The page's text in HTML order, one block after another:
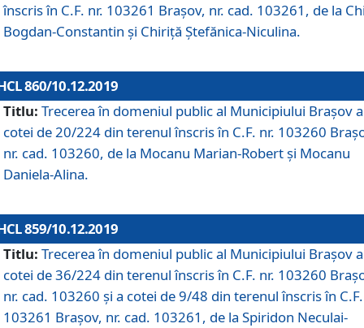
înscris în C.F. nr. 103261 Brașov, nr. cad. 103261, de la
Bogdan-Constantin și Chiriță Ștefănica-Niculina.
860/10.12.2019
Titlu: Trecerea în domeniul public al Municipiului Braşov a
cotei de 20/224 din terenul înscris în C.F. nr. 103260
nr. cad. 103260, de la Mocanu Marian-Robert și Mocanu
Daniela-Alina.
859/10.12.2019
Titlu: Trecerea în domeniul public al Municipiului Braşov a
cotei de 36/224 din terenul înscris în C.F. nr. 103260
nr. cad. 103260 și a cotei de 9/48 din terenul înscris în
103261 Brașov, nr. cad. 103261, de la Spiridon Neculai-